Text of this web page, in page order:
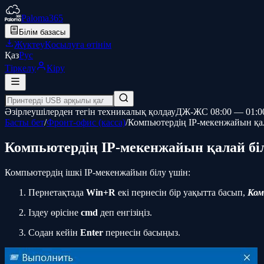
Paloma365
Білім базасы
ЖүктеуҚосылуға өтінім
ҚазРус
Тіркелу
Кіру
Әзірлеушілерден тегін техникалық қолдауДЖ-ЖС 08:00 —
Басты бет/Фронт-офис (касса)/Компьютердің IP-мекенжайын
Компьютердің IP-мекенжайын қалай
Компьютердің ішкі IP-мекенжайын білу үшін:
Пернетақтада Win+R екі пернесін бір уақытта басып,
Іздеу өрісіне cmd деп енгізіңіз.
Содан кейін Enter пернесін басыңыз.